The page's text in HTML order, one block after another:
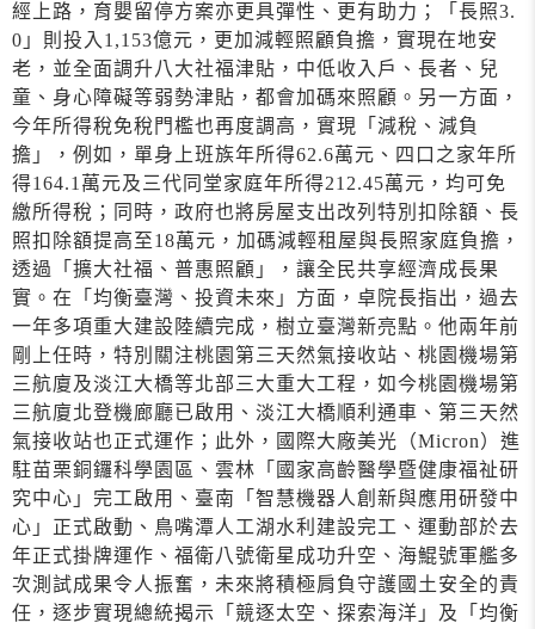
經上路，育嬰留停方案亦更具彈性、更有助力；「長照3.
0」則投入1,153億元，更加減輕照顧負擔，實現在地安
老，並全面調升八大社福津貼，中低收入戶、長者、兒
童、身心障礙等弱勢津貼，都會加碼來照顧。另一方面，
今年所得稅免稅門檻也再度調高，實現「減稅、減負
擔」，例如，單身上班族年所得62.6萬元、四口之家年所
得164.1萬元及三代同堂家庭年所得212.45萬元，均可免
繳所得稅；同時，政府也將房屋支出改列特別扣除額、長
照扣除額提高至18萬元，加碼減輕租屋與長照家庭負擔，
透過「擴大社福、普惠照顧」，讓全民共享經濟成長果
實。在「均衡臺灣、投資未來」方面，卓院長指出，過去
一年多項重大建設陸續完成，樹立臺灣新亮點。他兩年前
剛上任時，特別關注桃園第三天然氣接收站、桃園機場第
三航廈及淡江大橋等北部三大重大工程，如今桃園機場第
三航廈北登機廊廳已啟用、淡江大橋順利通車、第三天然
氣接收站也正式運作；此外，國際大廠美光（Micron）進
駐苗栗銅鑼科學園區、雲林「國家高齡醫學暨健康福祉研
究中心」完工啟用、臺南「智慧機器人創新與應用研發中
心」正式啟動、鳥嘴潭人工湖水利建設完工、運動部於去
年正式掛牌運作、福衛八號衛星成功升空、海鯤號軍艦多
次測試成果令人振奮，未來將積極肩負守護國土安全的責
任，逐步實現總統揭示「競逐太空、探索海洋」及「均衡